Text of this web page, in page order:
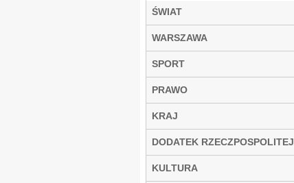
ŚWIAT
WARSZAWA
SPORT
PRAWO
KRAJ
DODATEK RZECZPOSPOLITEJ
KULTURA